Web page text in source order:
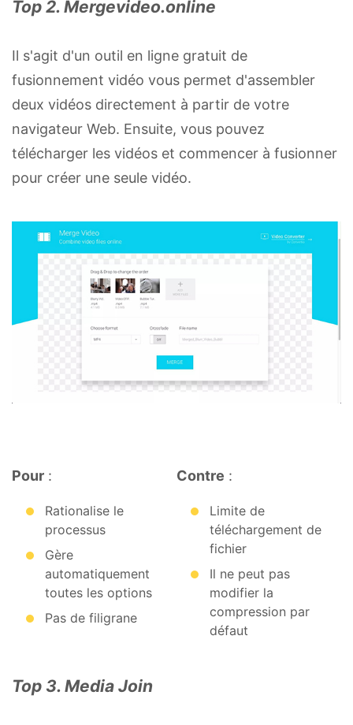
Top 2. Mergevideo.online
Il s'agit d'un outil en ligne gratuit de
fusionnement vidéo vous permet d'assembler
deux vidéos directement à partir de votre
navigateur Web. Ensuite, vous pouvez
télécharger les vidéos et commencer à fusionner
pour créer une seule vidéo.
Pour :
Rationalise le
processus
Gère
automatiquement
toutes les options
Pas de filigrane
Contre :
Limite de
téléchargement de
fichier
Il ne peut pas
modifier la
compression par
défaut
Top 3. Media Join